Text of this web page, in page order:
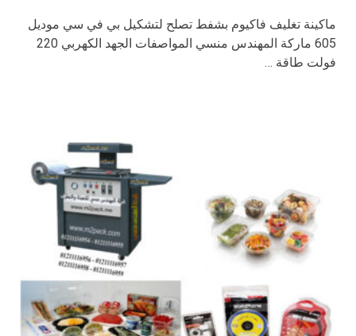
ماكينة تغليف فاكيوم بشفط تصلح لتشكيل بي في سي موديل
605 ماركة المهندس منسي المواصفات الجهد الكهربي 220
فولت طاقة …